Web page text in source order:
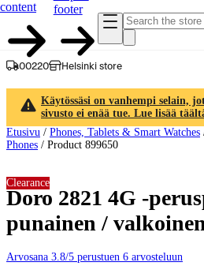
content
footer
00220 Helsinki store
Käytössäsi on vanhempi selain,
sivusto ei enää tue. Lue lisää
Etusivu / Phones, Tablets & Smart Watches
Phones / Product 899650
Doro 2821 4G -
punainen / valkoinen
Arvosana 3.8/5 perustuen 6 arvosteluun
Clearance